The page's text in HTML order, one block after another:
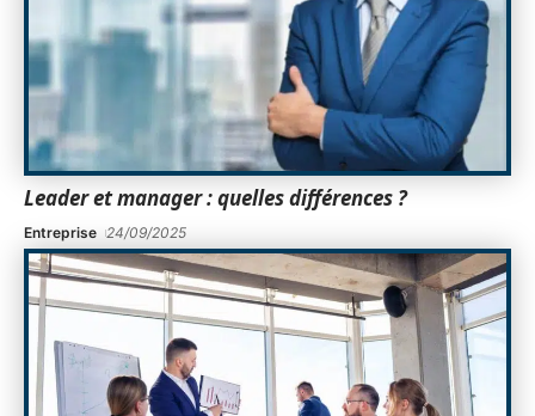
Leader et manager : quelles différences ?
Entreprise 24/09/2025